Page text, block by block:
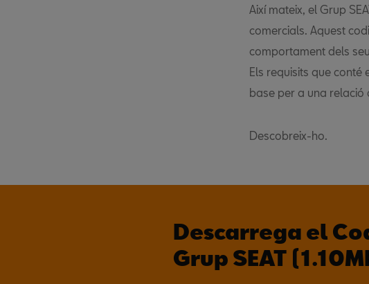
Així mateix, el Grup
comercials. Aquest
comportament dels
Els requisits que conté
base per a una relació
Descobreix-ho.
Descarrega el
Grup SEAT